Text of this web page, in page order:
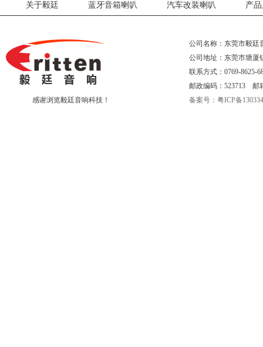
关于毅廷 蓝牙音箱喇叭 汽车改装喇叭 产
感谢浏览毅廷音响科技！
公司名称：东莞市毅廷
公司地址：东莞市塘厦
联系方式：0769-8625-
邮政编码：523713 邮
备案号：粤ICP备